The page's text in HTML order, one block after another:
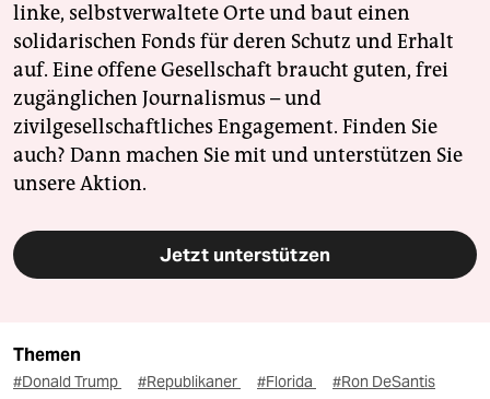
linke, selbstverwaltete Orte und baut einen
solidarischen Fonds für deren Schutz und Erhalt
auf. Eine offene Gesellschaft braucht guten, frei
zugänglichen Journalismus – und
zivilgesellschaftliches Engagement. Finden Sie
auch? Dann machen Sie mit und unterstützen Sie
unsere Aktion.
Jetzt unterstützen
Themen
#Donald Trump #Republikaner #Florida
#Ron DeSantis